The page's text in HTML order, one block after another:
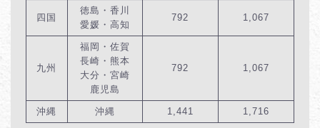
四国
徳島・香川
愛媛・高知
792 1,067
九州
福岡・佐賀
長崎・熊本
大分・宮崎
鹿児島
792 1,067
沖縄 沖縄 1,441 1,716